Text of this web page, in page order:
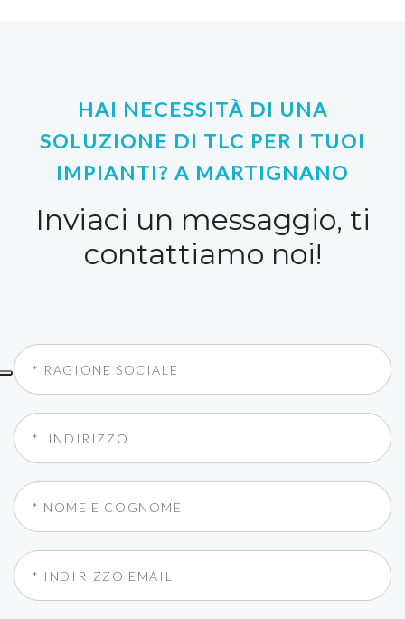
HAI NECESSITÀ DI UNA
SOLUZIONE DI TLC PER I TUOI
IMPIANTI? A MARTIGNANO
Inviaci un messaggio, ti
contattiamo noi!